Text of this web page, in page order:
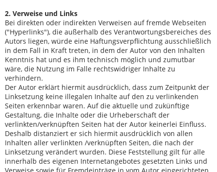
2. Verweise und Links
Bei direkten oder indirekten Verweisen auf fremde Webseiten
("Hyperlinks"), die außerhalb des Verantwortungsbereiches des
Autors liegen, würde eine Haftungsverpflichtung ausschließlich
in dem Fall in Kraft treten, in dem der Autor von den Inhalten
Kenntnis hat und es ihm technisch möglich und zumutbar
wäre, die Nutzung im Falle rechtswidriger Inhalte zu
verhindern.
Der Autor erklärt hiermit ausdrücklich, dass zum Zeitpunkt der
Linksetzung keine illegalen Inhalte auf den zu verlinkenden
Seiten erkennbar waren. Auf die aktuelle und zukünftige
Gestaltung, die Inhalte oder die Urheberschaft der
verlinkten/verknüpften Seiten hat der Autor keinerlei Einfluss.
Deshalb distanziert er sich hiermit ausdrücklich von allen
Inhalten aller verlinkten /verknüpften Seiten, die nach der
Linksetzung verändert wurden. Diese Feststellung gilt für alle
innerhalb des eigenen Internetangebotes gesetzten Links und